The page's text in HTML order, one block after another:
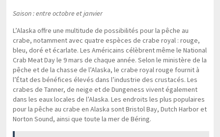
Saison : entre octobre et janvier
L’Alaska offre une multitude de possibilités pour la pêche au
crabe, notamment avec quatre espèces de crabe royal : rouge,
bleu, doré et écarlate. Les Américains célèbrent même le National
Crab Meat Day le 9 mars de chaque année. Selon le ministère de la
pêche et de la chasse de l’Alaska, le crabe royal rouge fournit à
l’État des bénéfices élevés dans l’industrie des crustacés. Les
crabes de Tanner, de neige et de Dungeness vivent également
dans les eaux locales de l’Alaska. Les endroits les plus populaires
pour la pêche au crabe en Alaska sont Bristol Bay, Dutch Harbor et
Norton Sound, ainsi que toute la mer de Béring.